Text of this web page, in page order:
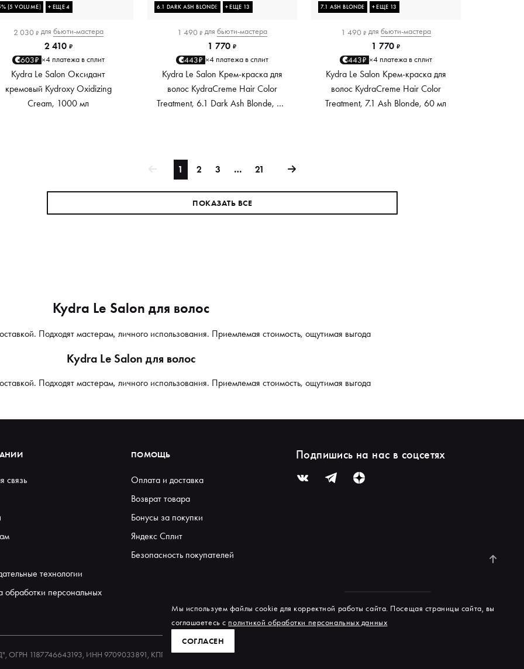
(5 VOLUME) + ЕЩЕ 4
2 030 ₽ для бьюти-мастера
2 410 ₽
603₽ ×4 платежа в сплит
Kydra Le Salon Оксидант
кремовый Kydroxy Oxidizing
Cream, 1000 мл
6.1 DARK ASH BLONDE + ЕЩЕ 13
1 490 ₽ для бьюти-мастера
1 770 ₽
443₽ ×4 платежа в сплит
Kydra Le Salon Крем-краска для
волос KydraCreme Hair Color
Treatment, 6.1 Dark Ash Blonde, 60
7.1 ASH BLONDE + ЕЩЕ 13
1 490 ₽ для бьюти-мастера
1 770 ₽
443₽ ×4 платежа в сплит
Kydra Le Salon Крем-краска для
волос KydraCreme Hair Color
Treatment, 7.1 Ash Blonde, 60 мл
1 2 3 … 21
ПОКАЗАТЬ ВСЕ
Kydra Le Salon для волос
Подходят мастерам, личного использования. Приемлемая стоимость, ощутимая выгода
Kydra Le Salon для волос
Подходят мастерам, личного использования. Приемлемая стоимость, ощутимая выгода
связь
технологии
обработки персональных
ПОМОЩЬ
Оплата и доставка
Возврат товара
Бонусы за покупки
Яндекс Сплит
Безопасность покупателей
Подпишись на нас в соцсетях
ОГРН 1187746643193, ИНН 9709033891, КПП 770901001
Мы используем файлы cookie для корректной работы сайта. Посещая страницы сайта, вы
соглашаетесь с политикой обработки персональных данных
СОГЛАСЕН